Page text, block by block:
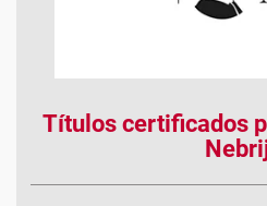
Títulos certificados